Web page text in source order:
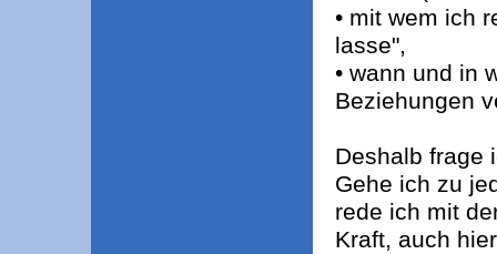
• mit wem ich
lasse",
• wann und in
Beziehungen
Deshalb frage
Gehe ich zu
rede ich mit
Kraft, auch